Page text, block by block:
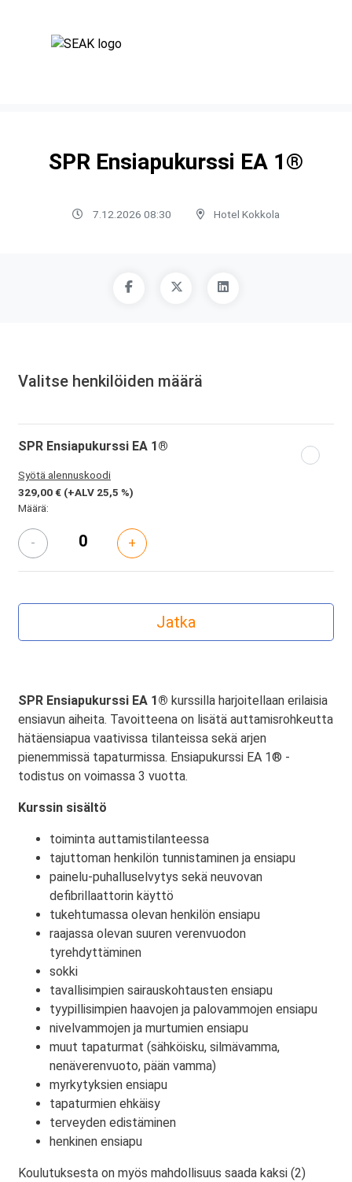
SPR Ensiapukurssi EA 1®
7.12.2026 08:30 Hotel Kokkola
Valitse henkilöiden määrä
SPR Ensiapukurssi EA 1®
Syötä alennuskoodi
329,00 € (+ALV 25,5 %)
Määrä:
- +
SPR Ensiapukurssi EA 1® kurssilla harjoitellaan erilaisia
ensiavun aiheita. Tavoitteena on lisätä auttamisrohkeutta
hätäensiapua vaativissa tilanteissa sekä arjen
pienemmissä tapaturmissa. Ensiapukurssi EA 1® -
todistus on voimassa 3 vuotta.
Kurssin sisältö
toiminta auttamistilanteessa
tajuttoman henkilön tunnistaminen ja ensiapu
painelu-puhalluselvytys sekä neuvovan
defibrillaattorin käyttö
tukehtumassa olevan henkilön ensiapu
raajassa olevan suuren verenvuodon
tyrehdyttäminen
sokki
tavallisimpien sairauskohtausten ensiapu
tyypillisimpien haavojen ja palovammojen ensiapu
nivelvammojen ja murtumien ensiapu
muut tapaturmat (sähköisku, silmävamma,
nenäverenvuoto, pään vamma)
myrkytyksien ensiapu
tapaturmien ehkäisy
terveyden edistäminen
henkinen ensiapu
Koulutuksesta on myös mahdollisuus saada kaksi (2)